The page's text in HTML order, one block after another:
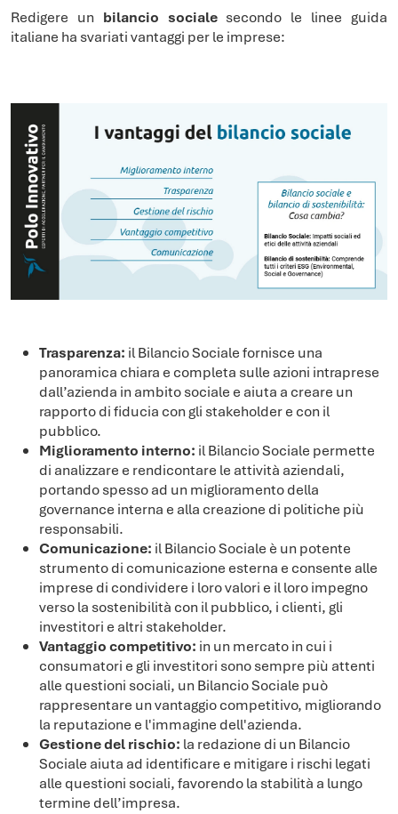
Redigere un bilancio socialesecondo le linee guida
italiane ha svariati vantaggi per le imprese:
Trasparenza: il Bilancio Sociale fornisce una
panoramica chiara e completa sulle azioni intraprese
dall’azienda in ambito sociale e aiuta a creare un
rapporto di fiducia con gli stakeholder e con il
pubblico.
Miglioramento interno: il Bilancio Sociale permette
di analizzare e rendicontare le attività aziendali,
portando spesso ad un miglioramento della
governance interna e alla creazione di politiche più
responsabili.
Comunicazione: il Bilancio Sociale è un potente
strumento di comunicazione esterna e consente alle
imprese di condividere i loro valori e il loro impegno
verso la sostenibilità con il pubblico, i clienti, gli
investitori e altri stakeholder.
Vantaggio competitivo: in un mercato in cui i
consumatori e gli investitori sono sempre più attenti
alle questioni sociali, un Bilancio Sociale può
rappresentare un vantaggio competitivo, migliorando
la reputazione e l'immagine dell'azienda.
Gestione del rischio: la redazione di un Bilancio
Sociale aiuta ad identificare e mitigare i rischi legati
alle questioni sociali, favorendo la stabilità a lungo
termine dell’impresa.